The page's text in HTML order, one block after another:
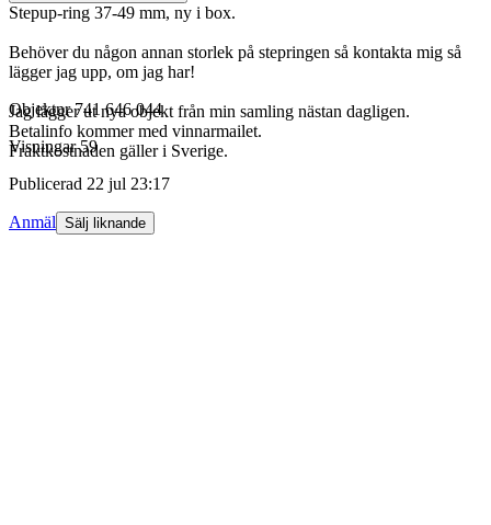
Stepup-ring 37-49 mm, ny i box.
Behöver du någon annan storlek på stepringen så kontakta mig så
lägger jag upp, om jag har!
Jag lägger ut nya objekt från min samling nästan dagligen.
Betalinfo kommer med vinnarmailet.
Fraktkostnaden gäller i Sverige.
Objektnr 741 646 044
Visningar 59
Publicerad 22 jul 23:17
Anmäl Sälj liknande